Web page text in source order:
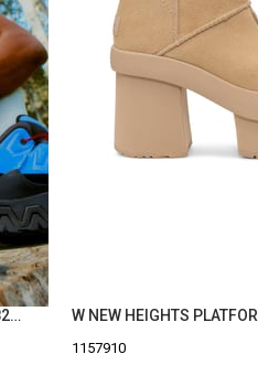
M CAPTRAIL HIGH BLACK (SIYAH) 1158254
1157910